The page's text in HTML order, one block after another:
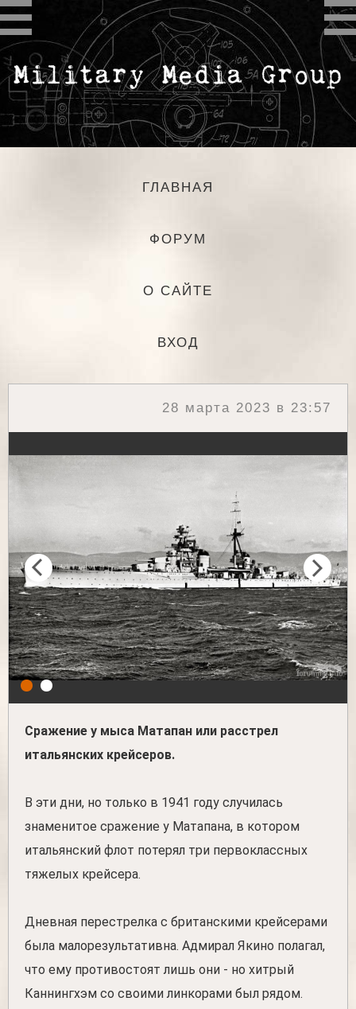
ГЛАВНАЯ
ФОРУМ
О САЙТЕ
ВХОД
28 марта 2023 в 23:57
Сражение у мыса Матапан или расстрел
итальянских крейсеров.
В эти дни, но только в 1941 году случилась
знаменитое сражение у Матапана, в котором
итальянский флот потерял три первоклассных
тяжелых крейсера.
Дневная перестрелка с британскими крейсерами
была малорезультативна. Адмирал Якино полагал,
что ему противостоят лишь они - но хитрый
Каннингхэм со своими линкорами был рядом.